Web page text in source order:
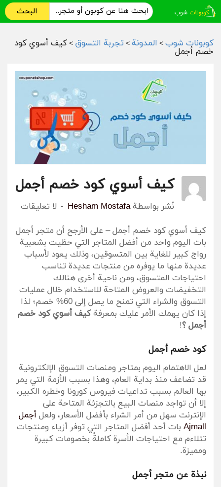
البحث
كوبونات شوب > المدونة > تجربة التسوق > كيف أسوي كود
خصم أجمل
كيف أسوي كود خصم أجمل
نٌشر بواسطةHesham Mostafa لا تعليقات
كيف أسوي كود خصم أجمل – على الأرجح أن متجر أجمل
بات اليوم واحد من أفضل المتاجر التي حظيت بشعبية
رواج كبير للغاية بين المتسوقين، وذلك يعود لأسباب
عديدة منها ما يوفره من منتجات عديدة تناسب
احتياجات المتسوق، ومن ناحية أخرى هنالك
التخفيضات والعروض المتاحة للاستخدام خلال عمليات
التسوق والشراء التي تمنح ما يصل إلى 60% خصم؛ لذا
إذا كان يهمك الأمر عليك بمعرفةكيف أسوي كود خصم
أجمل ؟!
كود خصم أجمل
لعل الاهتمام اليوم بمتاجر ومنصات التسوق الإلكترونية
قد تضاعف منذ بداية العام، وهذا بسبب الأزمة التي يمر
بها العالم بسبب تداعيات فيروس كورونا وخطره الكبير،
إلا أن تواجد منصات البيع بالتجزئة المتاحة على
الإنترنت سهل من أمر الشراء بأفضل الأسعار، ولعل أجمل
Ajmall بات أحد أفضل المتاجر التي توفر أزياء ومنتجات
تتلاءم مع احتياجات الأسرة كاملةً بخصومات كبيرة
ومميزة.
نبذة عن متجر أجمل